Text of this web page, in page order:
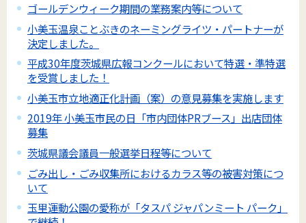
ゴールデンウィーク期間の業務案内等について
小美玉温泉ことぶきのネーミングライツ・パートナーが
決定しました。
平成30年度茨城県広報コンクールにおいて特選・準特選
を受賞しました！
小美玉市立地適正化計画（案）の意見募集を実施します
2019年 小美玉市民の日「市内団体PRブース」出店団体
募集
茨城県議会議員一般選挙日程等について
ごみ出し・ごみ収集所におけるカラス等の被害対策につ
いて
玉里運動公園の愛称が「タスパ ジャパンミート パーク」